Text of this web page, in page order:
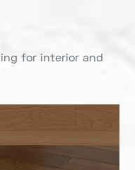
for interior and